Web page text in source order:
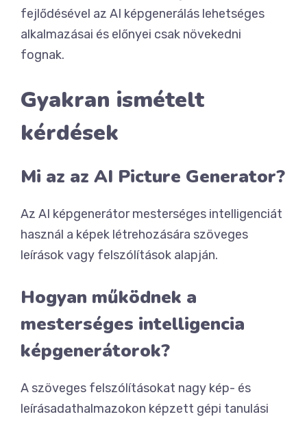
fejlődésével az AI képgenerálás lehetséges
alkalmazásai és előnyei csak növekedni
fognak.
Gyakran ismételt
kérdések
Mi az az AI Picture Generator?
Az AI képgenerátor mesterséges intelligenciát
használ a képek létrehozására szöveges
leírások vagy felszólítások alapján.
Hogyan működnek a
mesterséges intelligencia
képgenerátorok?
A szöveges felszólításokat nagy kép- és
leírásadathalmazokon képzett gépi tanulási